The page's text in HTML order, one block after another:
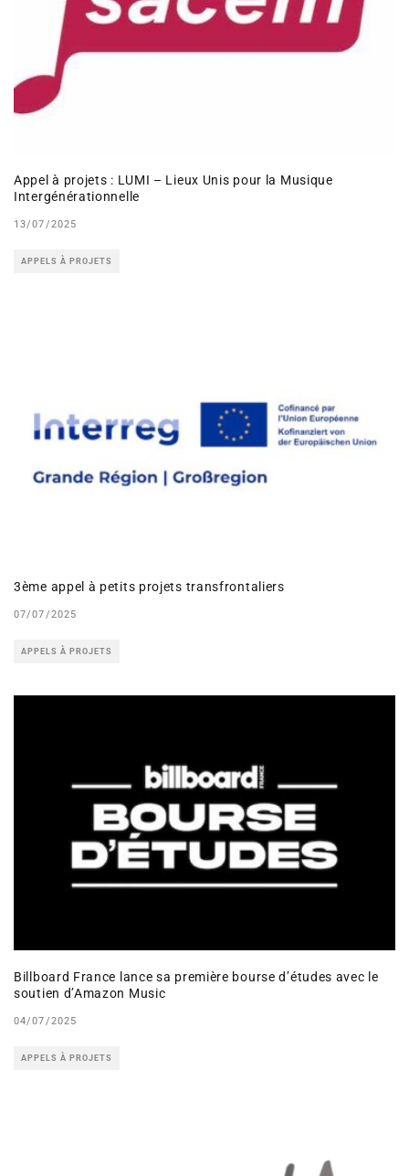
Appel à projets : LUMI – Lieux Unis pour la Musique
Intergénérationnelle
13/07/2025
APPELS À PROJETS
3ème appel à petits projets transfrontaliers
07/07/2025
APPELS À PROJETS
Billboard France lance sa première bourse d’études avec le
soutien d’Amazon Music
04/07/2025
APPELS À PROJETS